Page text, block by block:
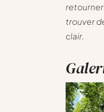
trouver
clair.